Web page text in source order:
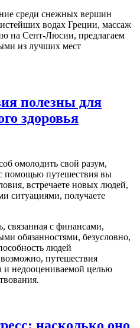
среди снежных вершин
водах Греции, массаж
на Сент-Люсии, предлагаем
из лучших мест
полезны для
здоровья
омолодить свой разум,
помощью путешествия вы
встречаете новых людей,
ситуациями, получаете
связанная с финансами,
обязанностями, безусловно,
людей
возможно, путешествия
и недооцениваемой целью